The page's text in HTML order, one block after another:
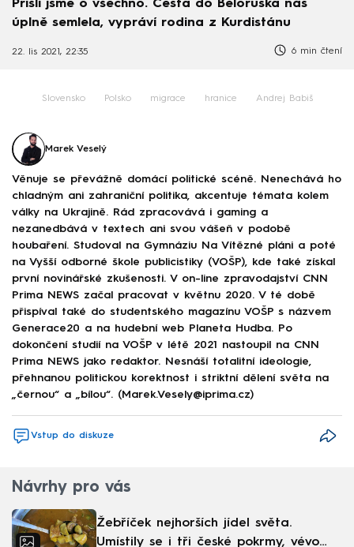
Přišli jsme o všechno. Cesta do Běloruska nás
úplně semlela, vypráví rodina z Kurdistánu
22. lis 2021, 22:35 6 min čtení
Slovensko Polsko migrace hranice Andrej Babiš
Marek Veselý
Věnuje se převážně domácí politické scéně. Nenechává ho
chladným ani zahraniční politika, akcentuje témata kolem
války na Ukrajině. Rád zpracovává i gaming a
nezanedbává v textech ani svou vášeň v podobě
houbaření. Studoval na Gymnáziu Na Vítězné pláni a poté
na Vyšší odborné škole publicistiky (VOŠP), kde také získal
první novinářské zkušenosti. V on-line zpravodajství CNN
Prima NEWS začal pracovat v květnu 2020. V té době
přispíval také do studentského magazínu VOŠP s názvem
Generace20 a na hudební web Planeta Hudba. Po
dokončení studií na VOŠP v létě 2021 nastoupil na CNN
Prima NEWS jako redaktor. Nesnáší totalitní ideologie,
přehnanou politickou korektnost i striktní dělení světa na
„černou“ a „bílou“. (Marek.Vesely@iprima.cz)
Vstup do diskuze
Návrhy pro vás
Žebříček nejhorších jídel světa.
Umístily se i tři české pokrmy, vévodí